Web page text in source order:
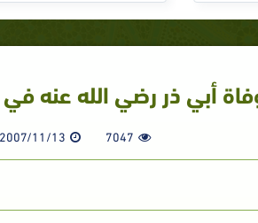
أبي ذر رضي الله عنه
7047
2007/11/13